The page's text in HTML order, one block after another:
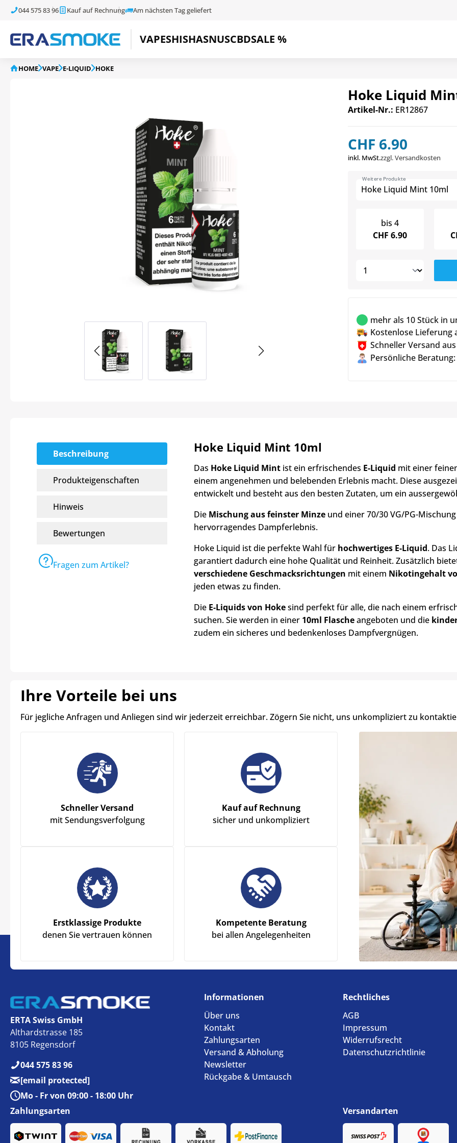
044 575 83 96 Kauf auf Rechnung Am nächsten Tag geliefert
VAPESHISHASNUSCBDSALE %
HOME VAPE E-LIQUID HOKE
Hoke Liquid
Artikel-Nr.: ER12867
CHF 6.90
inkl. MwSt.zzgl. Versandkosten
Hoke Liquid Mint 10ml
Weitere Produkte
bis 4
CHF 6.90
mehr als 10 Stück in
Kostenlose Lieferung
Schneller Versand
Persönliche Beratung:
Beschreibung
Produkteigenschaften
Hinweis
Bewertungen
Fragen zum Artikel?
Hoke Liquid Mint 10ml
Das Hoke Liquid Mint ist ein erfrischendes E-Liquid mit einer
einem angenehmen und belebenden Erlebnis macht. Diese
entwickelt und besteht aus den besten Zutaten, um ein
Die Mischung aus feinster Minze und einer 70/30 VG/PG-
hervorragendes Dampferlebnis.
Hoke Liquid ist die perfekte Wahl für hochwertiges E-Liquid. Das
garantiert dadurch eine hohe Qualität und Reinheit. Zusätzlich
verschiedene Geschmacksrichtungen mit einem Nikotingehalt
jeden etwas zu finden.
Die E-Liquids von Hokesind perfekt für alle, die nach einem
suchen. Sie werden in einer 10ml Flascheangeboten und die
zudem ein sicheres und bedenkenloses Dampfvergnügen.
Ihre Vorteile bei uns
Für jegliche Anfragen und Anliegen sind wir jederzeit erreichbar. Zögern Sie nicht, uns unkompliziert zu
Schneller Versand
mit Sendungsverfolgung
Kauf auf Rechnung
sicher und unkompliziert
Erstklassige Produkte
denen Sie vertrauen können
Kompetente Beratung
bei allen Angelegenheiten
ERTA Swiss GmbH
Althardstrasse 185
8105 Regensdorf
044 575 83 96
[email protected]
Mo - Fr von 09:00 - 18:00 Uhr
Informationen
Über uns
Kontakt
Zahlungsarten
Versand & Abholung
Newsletter
Rückgabe & Umtausch
Rechtliches
AGB
Impressum
Widerrufsrecht
Datenschutzrichtlinie
Zahlungsarten Versandarten